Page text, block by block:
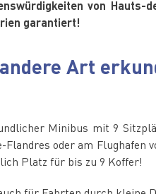
von Hauts-
garantiert!
Art
Minibus mit 9
oder am Flughafen
Platz für bis zu 9 Koffer!